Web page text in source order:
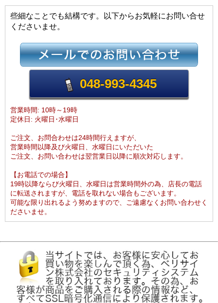
些細なことでも結構です。以下からお気軽にお問い合せ
くださいませ。
048-993-4345
営業時間: 10時～19時
定休日: 火曜日･水曜日
ご注文、お問合わせは24時間行えますが、
営業時間以降及び火曜日、水曜日にいただいた
ご注文、お問い合わせは翌営業日以降に順次対応します。
【お電話での場合】
19時以降ならび火曜日、水曜日は営業時間外の為、店長の電話
に転送されますが、電話を取れない場合もございます。
可能な限り出れるよう努めますので、ご遠慮なくお問い合わせく
ださいませ。